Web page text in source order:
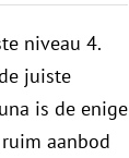
niveau 4.
juiste
is de enige
aanbod